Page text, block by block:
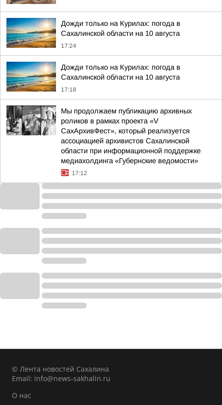
Дожди только на Курилах: погода в
Сахалинской области на 10 августа
17:24
Дожди только на Курилах: погода в
Сахалинской области на 10 августа
17:18
Мы продолжаем публикацию архивных
роликов в рамках проекта «V
СахАрхивФест», который реализуется
ассоциацией архивистов Сахалинской
области при информационной поддержке
медиахолдинга «Губернские ведомости»
17:12
© Лента новостей Сахалина
Email: info@news-sakhalin.ru
О нас